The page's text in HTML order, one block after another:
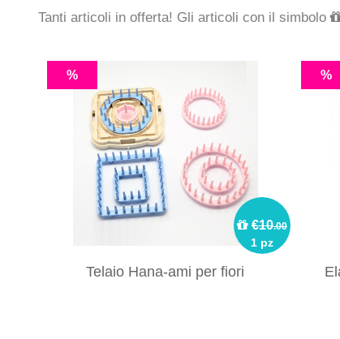
Tanti articoli in offerta! Gli articoli con il simbolo
€10.00
1 pz
%
Telaio Hana-ami per fiori
%